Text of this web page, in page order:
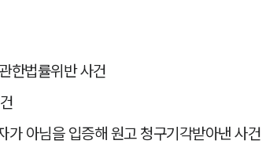
한법률위반 사건
아님을 입증해 원고 청구기각받아낸 사건